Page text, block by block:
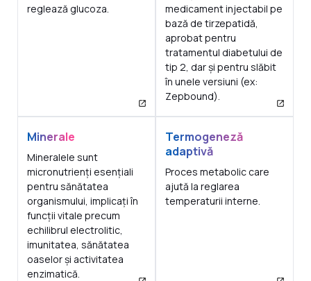
reglează glucoza.
medicament injectabil pe
bază de tirzepatidă,
aprobat pentru
tratamentul diabetului de
tip 2, dar și pentru slăbit
în unele versiuni (ex:
Zepbound).
Minerale
Mineralele sunt
micronutrienți esențiali
pentru sănătatea
organismului, implicați în
funcții vitale precum
echilibrul electrolitic,
imunitatea, sănătatea
oaselor și activitatea
enzimatică.
Termogeneză
adaptivă
Proces metabolic care
ajută la reglarea
temperaturii interne.